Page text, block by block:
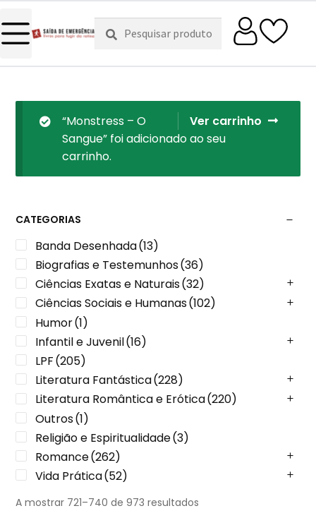
Pesquisar
por:
Pesquisa
Ver carrinho
“Monstress – O
Sangue” foi adicionado ao seu
carrinho.
CATEGORIAS
Banda Desenhada(13)
Biografias e Testemunhos(36)
Ciências Exatas e Naturais(32)
Ciências Sociais e Humanas(102)
Humor(1)
Infantil e Juvenil(16)
LPF(205)
Literatura Fantástica(228)
Literatura Romântica e Erótica(220)
Outros(1)
Religião e Espiritualidade(3)
Romance(262)
Vida Prática(52)
A mostrar 721–740 de 973 resultados